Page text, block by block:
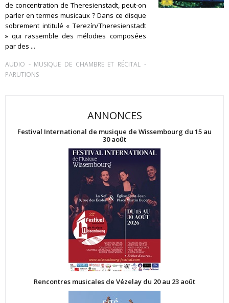
de concentration de Theresienstadt, peut-on
parler en termes musicaux ? Dans ce disque
sobrement intitulé « Terezín/Theresienstadt
» qui rassemble des mélodies composées
par des ...
AUDIO - MUSIQUE DE CHAMBRE ET RÉCITAL-
PARUTIONS
ANNONCES
Festival International de musique de Wissembourg du 15 au
30 août
Rencontres musicales de Vézelay du 20 au 23 août